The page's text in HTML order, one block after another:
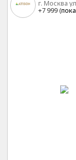
г. Москва
+7 999 (